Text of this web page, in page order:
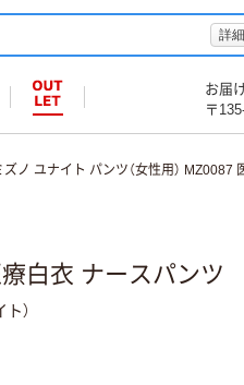
詳
お届
〒
ズノ ユナイト パンツ（女性用） MZ0087
療白衣 ナースパンツ
）